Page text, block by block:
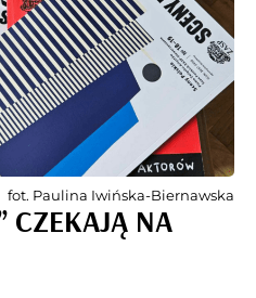
CZEKAJĄ NA
fot. Paulina Iwińska-Biernawska